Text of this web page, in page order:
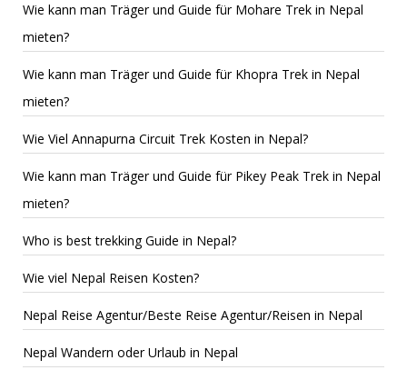
Wie kann man Träger und Guide für Mohare Trek in Nepal
mieten?
Wie kann man Träger und Guide für Khopra Trek in Nepal
mieten?
Wie Viel Annapurna Circuit Trek Kosten in Nepal?
Wie kann man Träger und Guide für Pikey Peak Trek in Nepal
mieten?
Who is best trekking Guide in Nepal?
Wie viel Nepal Reisen Kosten?
Nepal Reise Agentur/Beste Reise Agentur/Reisen in Nepal
Nepal Wandern oder Urlaub in Nepal